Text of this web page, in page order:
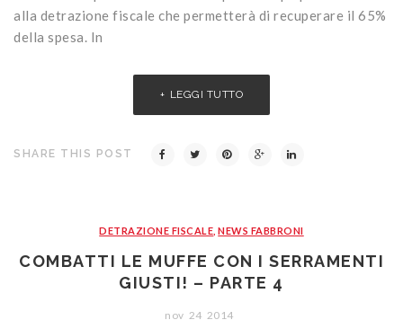
alla detrazione fiscale che permetterà di recuperare il 65%
della spesa. In
LEGGI TUTTO
SHARE THIS POST
DETRAZIONE FISCALE ,NEWS FABBRONI
COMBATTI LE MUFFE CON I SERRAMENTI
GIUSTI! – PARTE 4
nov 24 2014